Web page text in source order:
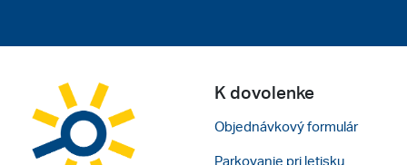
K dovolenke
Objednávkový formulár
Parkovanie pri letisku